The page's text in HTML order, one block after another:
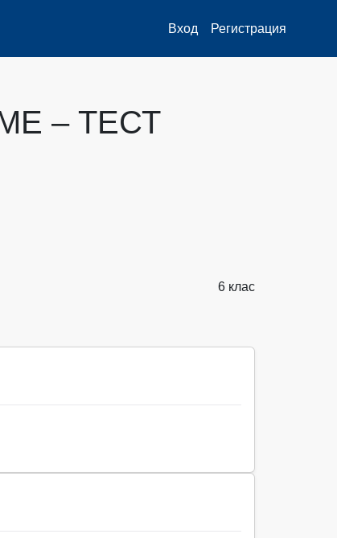
Вход Регистрация
– ТЕСТ
6 клас